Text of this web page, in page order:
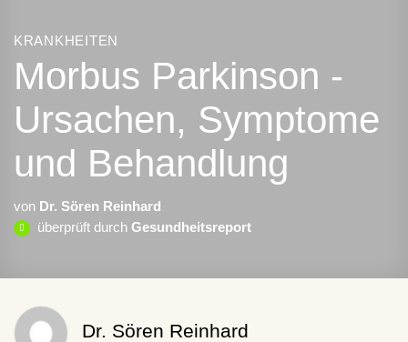
KRANKHEITEN
Morbus Parkinson -
Ursachen, Symptome
und Behandlung
von Dr. Sören Reinhard
überprüft durch Gesundheitsreport
Dr. Sören Reinhard